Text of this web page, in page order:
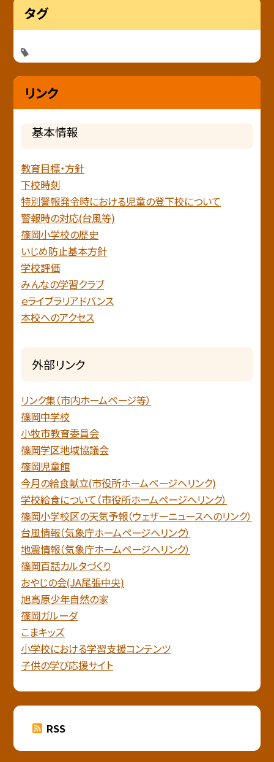
タグ
リンク
基本情報
教育目標・方針
下校時刻
特別警報発令時における児童の登下校について
警報時の対応(台風等)
篠岡小学校の歴史
いじめ防止基本方針
学校評価
みんなの学習クラブ
ｅライブラリアドバンス
本校へのアクセス
外部リンク
リンク集（市内ホームページ等）
篠岡中学校
小牧市教育委員会
篠岡学区地域協議会
篠岡児童館
今月の給食献立(市役所ホームページへリンク)
学校給食について（市役所ホームページへリンク）
篠岡小学校区の天気予報（ウェザーニュースへのリンク）
台風情報（気象庁ホームページへリンク）
地震情報（気象庁ホームページヘリンク）
篠岡百話カルタづくり
おやじの会(JA尾張中央)
旭高原少年自然の家
篠岡ガルーダ
こまキッズ
小学校における学習支援コンテンツ
子供の学び応援サイト
RSS